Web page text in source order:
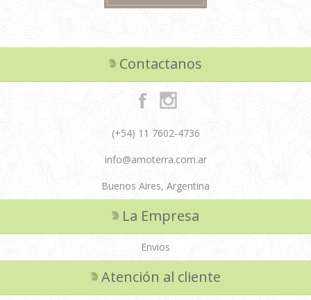
Contactanos
(+54) 11 7602-4736
info@amoterra.com.ar
Buenos Aires, Argentina
La Empresa
Envios
Atención al cliente